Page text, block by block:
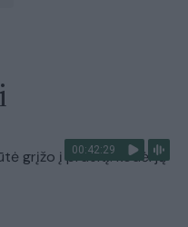
00:42:29
grįžo į praeitį: kodėl jų